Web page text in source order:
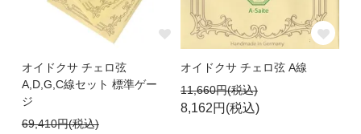
オイドクサ チェロ弦
A,D,G,C線セット 標準ゲー
ジ
69,410円(税込)
オイドクサ チェロ弦 A線
11,660円(税込)
8,162円(税込)